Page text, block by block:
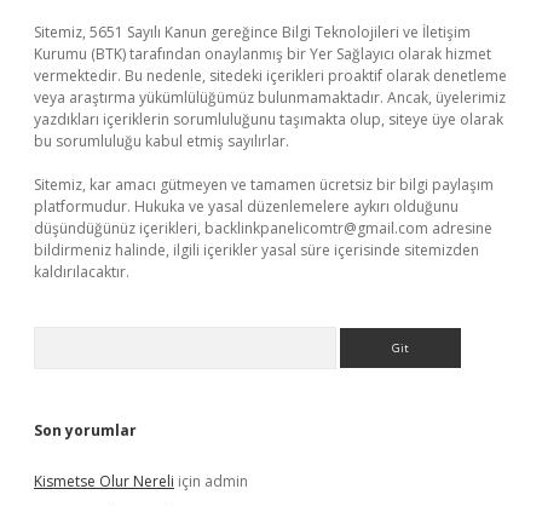
Sitemiz, 5651 Sayılı Kanun gereğince Bilgi Teknolojileri ve İletişim
Kurumu (BTK) tarafından onaylanmış bir Yer Sağlayıcı olarak hizmet
vermektedir. Bu nedenle, sitedeki içerikleri proaktif olarak denetleme
veya araştırma yükümlülüğümüz bulunmamaktadır. Ancak, üyelerimiz
yazdıkları içeriklerin sorumluluğunu taşımakta olup, siteye üye olarak
bu sorumluluğu kabul etmiş sayılırlar.
Sitemiz, kar amacı gütmeyen ve tamamen ücretsiz bir bilgi paylaşım
platformudur. Hukuka ve yasal düzenlemelere aykırı olduğunu
düşündüğünüz içerikleri, backlinkpanelicomtr@gmail.com adresine
bildirmeniz halinde, ilgili içerikler yasal süre içerisinde sitemizden
kaldırılacaktır.
Son yorumlar
Kismetse Olur Nereli için admin